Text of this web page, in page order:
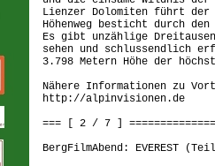
Lienzer Dolomiten führt der
Höhenweg besticht durch
Es gibt unzählige
sehen und schlussendlich
3.798 Metern Höhe der
Nähere Informationen zu
http://alpinvisionen.de
=== [ 2 / 7 ]
BergFilmAbend: EVEREST